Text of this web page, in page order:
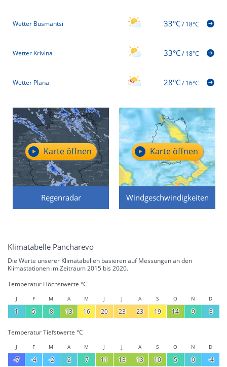
Wetter Busmantsi 33°C/18°C
Wetter Krivina 33°C/18°C
Wetter Plana 28°C/16°C
Regenradar
Karte öffnen
Windgeschwindigkeiten
Karte öffnen
Klimatabelle Pancharevo
Die Werte unserer Klimatabellen basieren auf Messungen an den
Klimastationen im Zeitraum 2015 bis 2020.
Temperatur Höchstwerte °C
J F M A M J J A S O N D
1 5 8 13 16 20 23 23 19 14 9 3
Temperatur Tiefstwerte °C
J F M A M J J A S O N D
-7 -4 -2 2 7 11 13 13 10 5 0 -4